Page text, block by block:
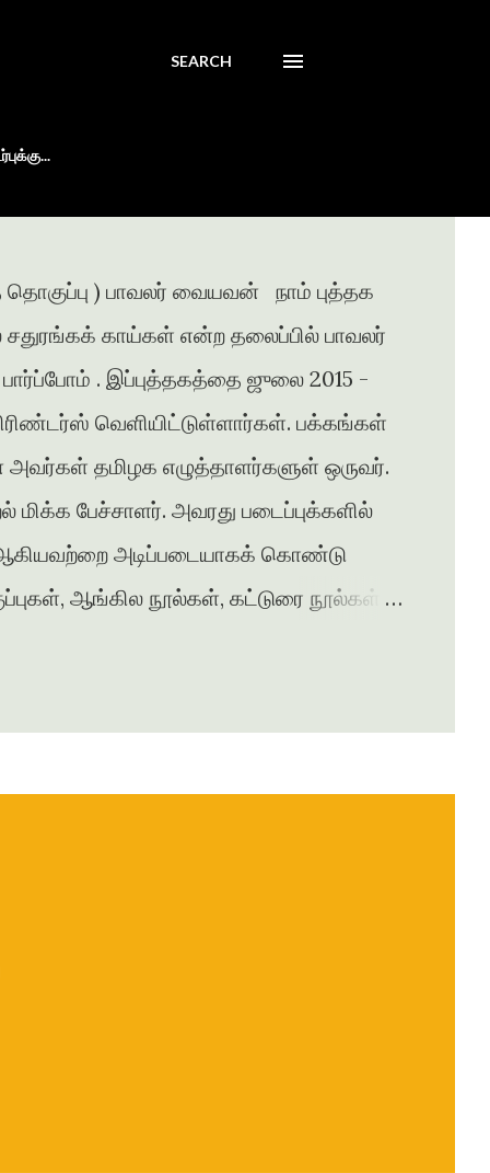
SEARCH
) பாவலர் வையவன் நாம் புத்தக
சதுரங்கக் காய்கள் என்ற தலைப்பில் பாவலர்
. இப்புத்தகத்தை ஜுலை 2015 -
வெளியிட்டுள்ளார்கள். பக்கங்கள்
தமிழக எழுத்தாளர்களுள் ஒருவர்.
பேச்சாளர். அவரது படைப்புக்களில்
அடிப்படையாகக் கொண்டு
ஆங்கில நூல்கள், கட்டுரை நூல்கள்
பதிப்பகம் ’ மூலம் தமிழிலும்